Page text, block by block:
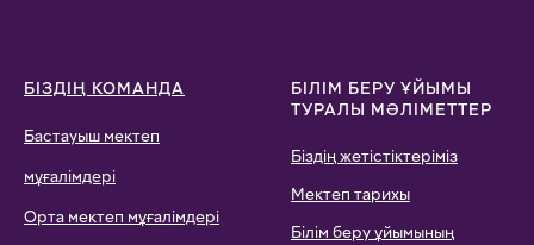
БІЗДІҢ КОМАНДА
Бастауыш мектеп
мұғалімдері
Орта мектеп мұғалімдері
БІЛІМ БЕРУ ҰЙЫМЫ
ТУРАЛЫ МӘЛІМЕТТЕР
Біздің жетістіктеріміз
Мектеп тарихы
Білім беру ұйымының